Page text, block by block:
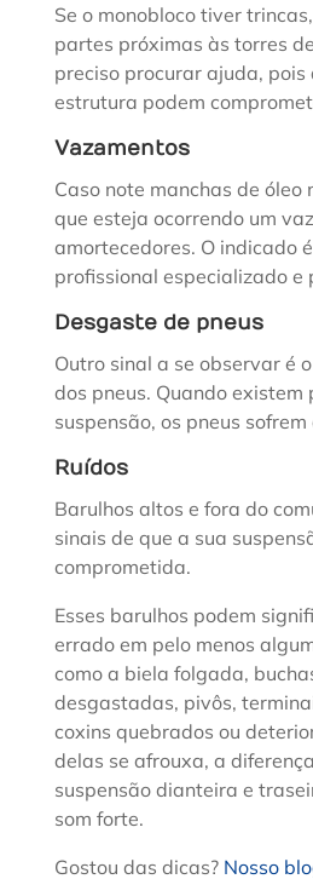
Se o monobloco tiver
partes próximas às torres
preciso procurar ajuda, pois
estrutura podem
Vazamentos
Caso note manchas de óleo
que esteja ocorrendo um
amortecedores. O indicado
profissional especializado e
Desgaste de pneus
Outro sinal a se observar é
dos pneus. Quando existem
suspensão, os pneus
Ruídos
Barulhos altos e fora do
sinais de que a sua
comprometida.
Esses barulhos podem
errado em pelo menos
como a biela folgada,
desgastadas, pivôs,
coxins quebrados ou
delas se afrouxa, a
suspensão dianteira e
som forte.
Gostou das dicas? Nosso